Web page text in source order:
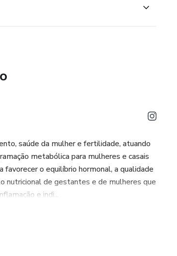
saúde da mulher e fertilidade, atuando
metabólica para mulheres e casais
favorecer o equilíbrio hormonal, a qualidade
nutricional de gestantes e de mulheres que
e indi...